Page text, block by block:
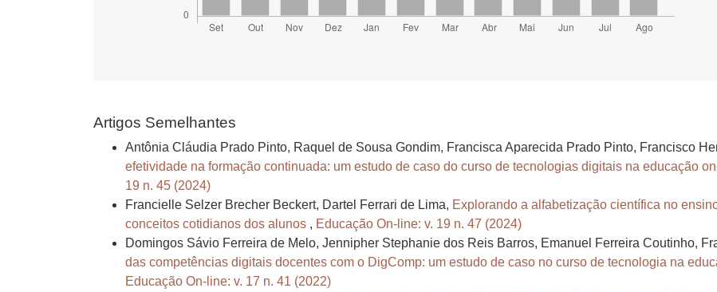
Artigos Semelhantes
Antônia Cláudia Prado Pinto, Raquel de Sousa Gondim, Francisca Aparecida Prado Pinto, Francisco
efetividade na formação continuada: um estudo de caso do curso de tecnologias digitais na educação
19 n. 45 (2024)
Francielle Selzer Brecher Beckert, Dartel Ferrari de Lima, Explorando a alfabetização científica no
conceitos cotidianos dos alunos , Educação On-line: v. 19 n. 47 (2024)
Domingos Sávio Ferreira de Melo, Jennipher Stephanie dos Reis Barros, Emanuel Ferreira Coutinho,
das competências digitais docentes com o DigComp: um estudo de caso no curso de tecnologia na
Educação On-line: v. 17 n. 41 (2022)